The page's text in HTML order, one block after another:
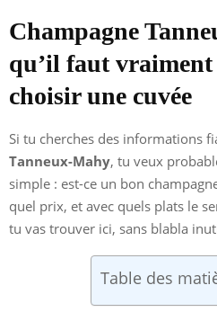
Champagne
qu’il faut
choisir une cuvée
Si tu cherches des informations
Tanneux-Mahy, tu veux
simple : est-ce un bon
quel prix, et avec quels plats le
tu vas trouver ici, sans blabla
Table des